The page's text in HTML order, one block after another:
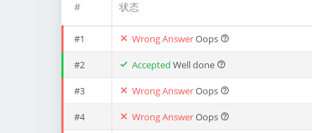
# 状态
#1 Wrong AnswerOops
#2 Accepted Well done
#3 Wrong AnswerOops
#4 Wrong AnswerOops